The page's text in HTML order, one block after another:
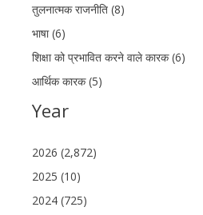
तुलनात्मक राजनीति (8)
भाषा (6)
शिक्षा को प्रभावित करने वाले कारक (6)
आर्थिक कारक (5)
Year
2026 (2,872)
2025 (10)
2024 (725)